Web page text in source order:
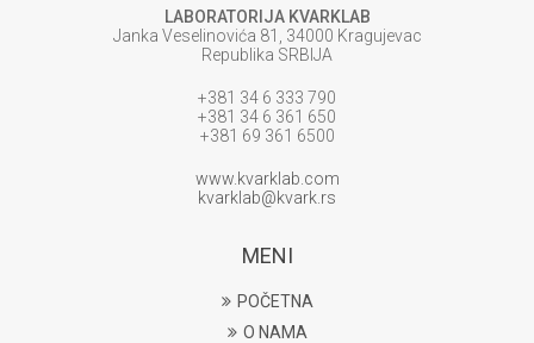
LABORATORIJA KVARKLAB
Janka Veselinovića 81, 34000 Kragujevac
Republika SRBIJA
+381 34 6 333 790
+381 34 6 361 650
+381 69 361 6500
www.kvarklab.com
kvarklab@kvark.rs
MENI
POČETNA
O NAMA